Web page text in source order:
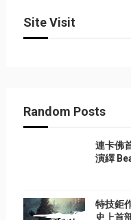
Site Visit
Random Posts
連卡佛
演繹
特技鉅
史上首